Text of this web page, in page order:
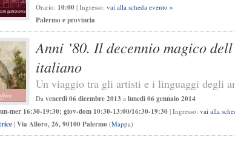
Orario: 10:00 | Ingresso: vai alla scheda evento »
Palermo e provincia
Anni ’80. Il decennio magico
italiano
Un viaggio tra gli artisti e i linguaggi degli
Da venerdì 06 dicembre 2013 a lunedì 06 gennaio 2014
mer 16:30-19:30; giov-dom 10:30-13:00/16:30-19:30 | Ingresso: vai alla
| Via Alloro, 26, 90100 Palermo (Mappa)